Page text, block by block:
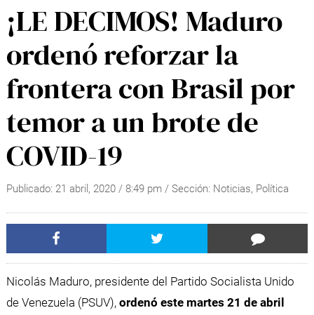
¡LE DECIMOS! Maduro
ordenó reforzar la
frontera con Brasil por
temor a un brote de
COVID-19
Publicado: 21 abril, 2020/ 8:49 pm / Sección: Noticias, Política
Nicolás Maduro, presidente del Partido Socialista Unido
de Venezuela (PSUV), ordenó este martes 21 de abril